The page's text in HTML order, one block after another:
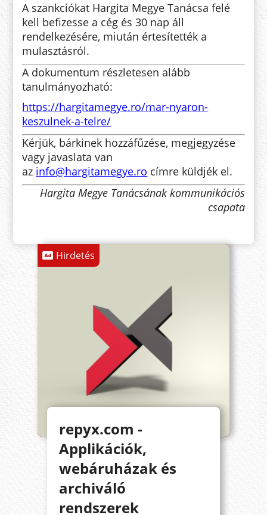
A szankciókat Hargita Megye Tanácsa felé
kell befizesse a cég és 30 nap áll
rendelkezésére, miután értesítették a
mulasztásról.
A dokumentum részletesen alább
tanulmányozható:
https://hargitamegye.ro/mar-nyaron-
keszulnek-a-telre/
Kérjük, bárkinek hozzáfűzése, megjegyzése
vagy javaslata van
az info@hargitamegye.ro címre küldjék el.
Hargita Megye Tanácsának kommunikációs
csapata
Hirdetés
repyx.com -
Applikációk,
webáruházak és
archiváló
rendszerek